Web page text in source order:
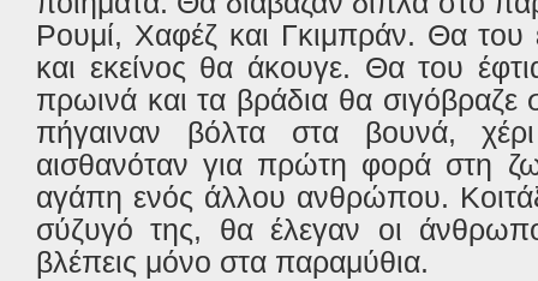
Ρουμί, Χαφέζ και Γκιμπράν. Θα του
και εκείνος θα άκουγε. Θα του
πρωινά και τα βράδια θα σιγόβραζε
πήγαιναν βόλτα στα βουνά,
αισθανόταν για πρώτη φορά στη
αγάπη ενός άλλου ανθρώπου.
σύζυγό της, θα έλεγαν οι
βλέπεις μόνο στα παραμύθια.